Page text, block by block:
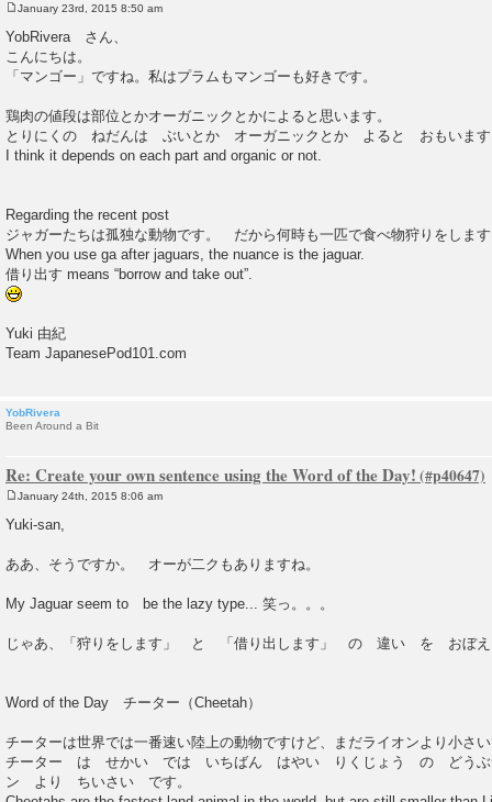
o
s
January 23rd, 2015 8:50 am
YobRivera さん、
こんにちは。
「マンゴー」ですね。私はプラムもマンゴーも好きです。
鶏肉の値段は部位とかオーガニックとかによると思います。
とりにくの ねだんは ぶいとか オーガニックとか よると おもいます
I think it depends on each part and organic or not.
Regarding the recent post
ジャガーたちは孤独な動物です。 だから何時も一匹で食べ物狩りをしま
When you use ga after jaguars, the nuance is the jaguar.
借り出す means “borrow and take out”.
Yuki 由紀
Team JapanesePod101.com
YobRivera
Been Around a Bit
Re: Create your own sentence using the Word of the Day!
o
s
January 24th, 2015 8:06 am
Yuki-san,
ああ、そうですか。 オーが二クもありますね。
My Jaguar seem to be the lazy type... 笑っ。。。
じゃあ、「狩りをします」 と 「借り出します」 の 違い を おぼえ
Word of the Day チーター（Cheetah）
チーターは世界では一番速い陸上の動物ですけど、まだライオンより小さ
チーター は せかい では いちばん はやい りくじょう の どうぶ
ン より ちいさい です。